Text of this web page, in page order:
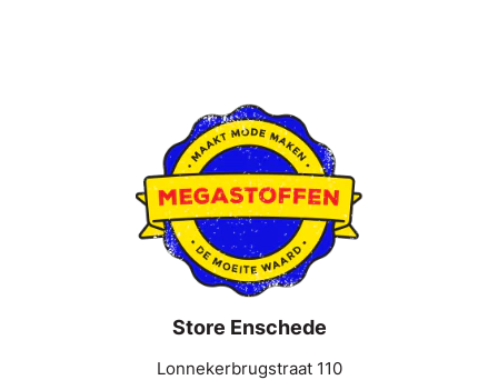
Store Enschede
Lonnekerbrugstraat 110